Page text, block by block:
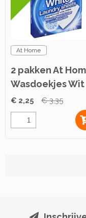
At Home
2 pakken At
Wasdoekjes Wit
16st
€ 2,25 € 3,35